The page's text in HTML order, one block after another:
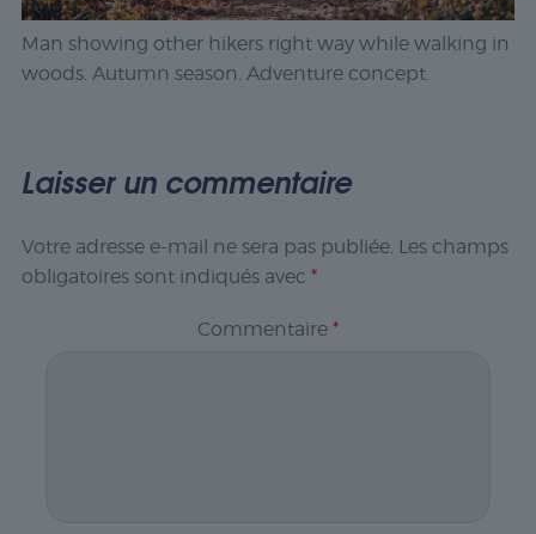
Man showing other hikers right way while walking in
woods. Autumn season. Adventure concept.
Laisser un commentaire
Votre adresse e-mail ne sera pas publiée. Les champs
obligatoires sont indiqués avec *
Commentaire *